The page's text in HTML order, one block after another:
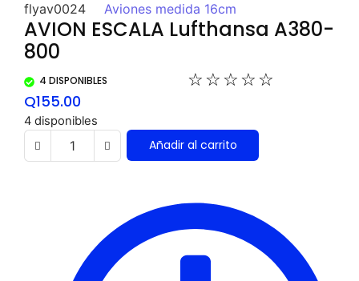
flyav0024
Aviones medida 16cm
AVION ESCALA Lufthansa A380-
800
4 DISPONIBLES ☆ ☆ ☆ ☆ ☆
Q155.00
4 disponibles
Añadir al carrito